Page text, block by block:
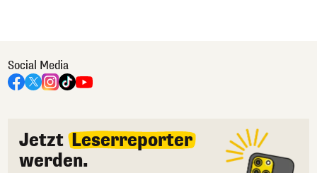
Social Media
Jetzt Leserreporter
werden.